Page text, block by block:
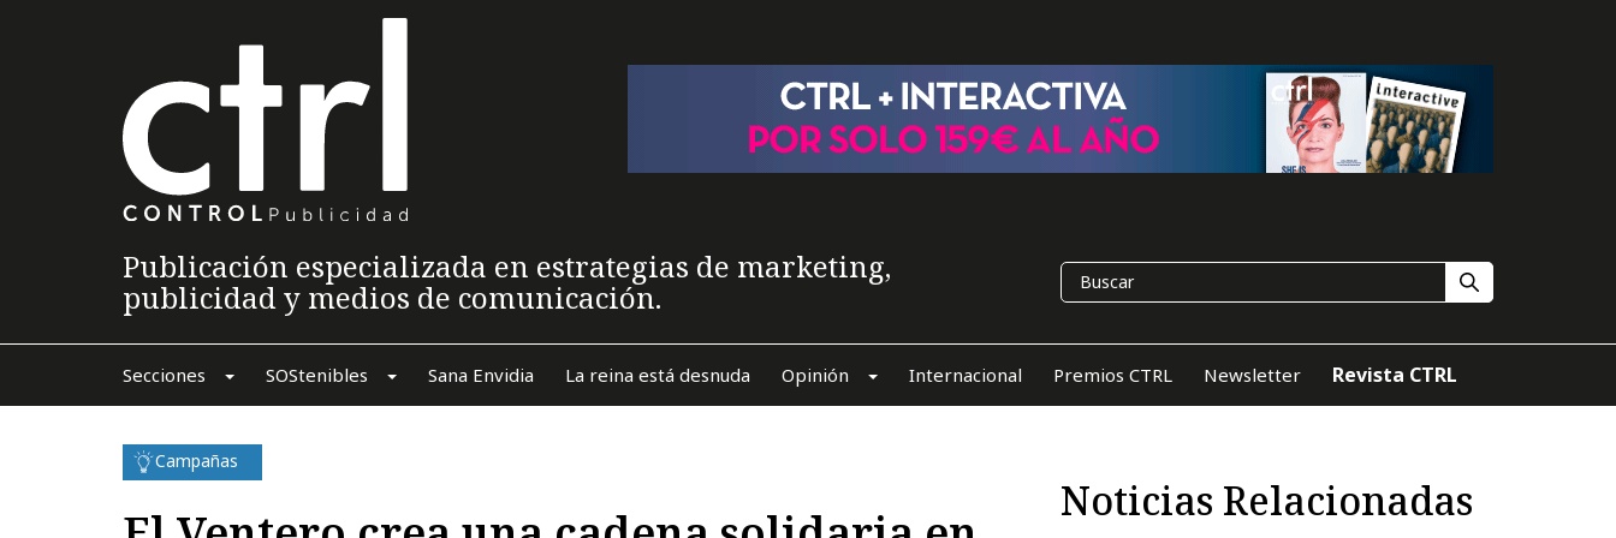
Publicación especializada en estrategias de marketing,
publicidad y medios de comunicación.
Secciones SOStenibles Sana Envidia La reina está desnuda Opinión Internacional Premios CTRL Newsletter Revista CTRL
Campañas
Noticias Relacionadas